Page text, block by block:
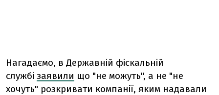
Нагадаємо, в Державній фіскальній
службі заявили що "не можуть", а не "не
хочуть" розкривати компанії, яким надавали